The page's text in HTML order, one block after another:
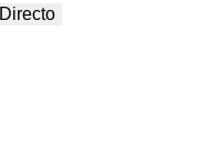
Directo